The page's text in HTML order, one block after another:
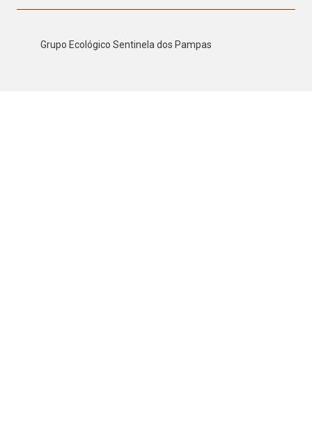
Grupo Ecológico Sentinela dos Pampas